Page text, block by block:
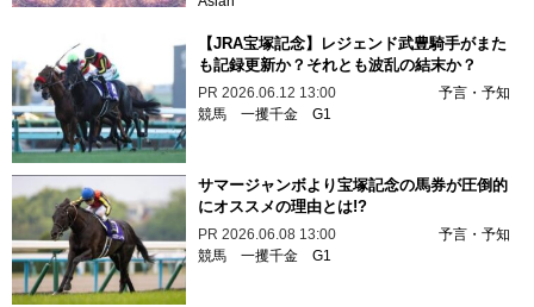
【JRA宝塚記念】レジェンド武豊騎手がまた
も記録更新か？それとも波乱の結末か？
PR 2026.06.12 13:00
予言・予知
競馬 一攫千金 G1
サマージャンボより宝塚記念の馬券が圧倒的
にオススメの理由とは!?
PR 2026.06.08 13:00
予言・予知
競馬 一攫千金 G1